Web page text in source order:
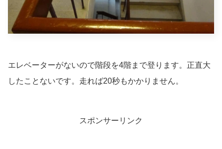
エレベーターがないので階段を4階まで登ります。正直大
したことないです。走れば20秒もかかりません。
スポンサーリンク